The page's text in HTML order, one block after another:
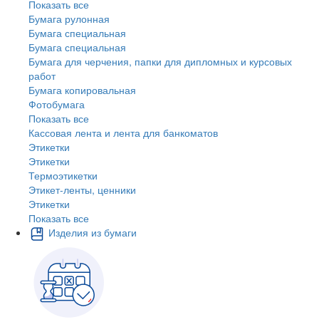
Показать все
Бумага рулонная
Бумага специальная
Бумага специальная
Бумага для черчения, папки для дипломных и курсовых
работ
Бумага копировальная
Фотобумага
Показать все
Кассовая лента и лента для банкоматов
Этикетки
Этикетки
Термоэтикетки
Этикет-ленты, ценники
Этикетки
Показать все
Изделия из бумаги